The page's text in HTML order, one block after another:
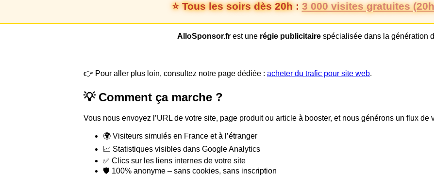
⭐ Tous les soirs dès 20h :3 000 visites gratuites
AlloSponsor.frest une régie publicitairespécialisée dans la génération
👉 Pour aller plus loin, consultez notre page dédiée : acheter du trafic pour site web.
💡 Comment ça marche ?
Vous nous envoyez l’URL de votre site, page produit ou article à booster, et nous générons un flux de
🌍 Visiteurs simulés en France et à l’étranger
📈 Statistiques visibles dans Google Analytics
✅ Clics sur les liens internes de votre site
🛡️ 100% anonyme – sans cookies, sans inscription